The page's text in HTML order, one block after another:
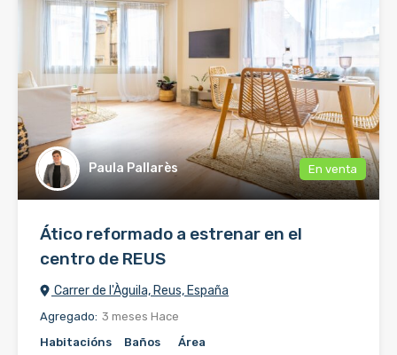
Paula Pallarès En venta
Ático reformado a estrenar en el
centro de REUS
Carrer de l'Àguila, Reus, España
Agregado: 3 meses Hace
Habitacións
Baños Área